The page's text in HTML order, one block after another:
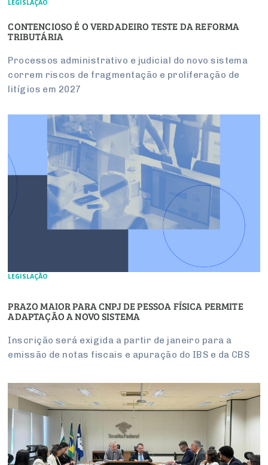
LEGISLAÇÃO
CONTENCIOSO É O VERDADEIRO TESTE DA REFORMA
TRIBUTÁRIA
Processos administrativo e judicial do novo sistema
correm riscos de fragmentação e proliferação de
litígios em 2027
LEGISLAÇÃO
PRAZO MAIOR PARA CNPJ DE PESSOA FÍSICA PERMITE
ADAPTAÇÃO A NOVO SISTEMA
Inscrição será exigida a partir de janeiro para a
emissão de notas fiscais e apuração do IBS e da CBS